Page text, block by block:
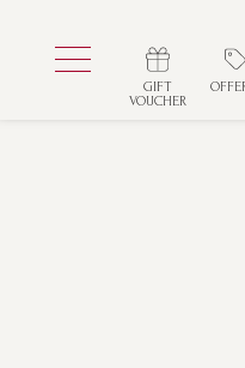
GIFT
VOUCHER